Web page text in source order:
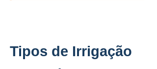
Tipos de Irrigação